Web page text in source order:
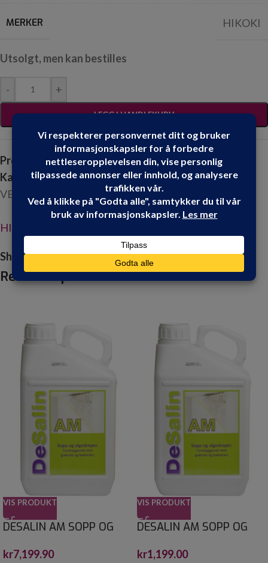
MERKER HIKOKI
Utsolgt, men kan bestilles
- +
LEGG I HANDLEKURV
Produktnummer:103980
Kategorier: BATTERI VERKTØY,EL VERKTØY,LIM &
VERKTØY
HIKOKI
Share:
Relaterte produkter
VIS PRODUKT
DESALIN AM SOPP OG
kr7,199.90
VIS PRODUKT
DESALIN AM SOPP OG
kr1,199.00